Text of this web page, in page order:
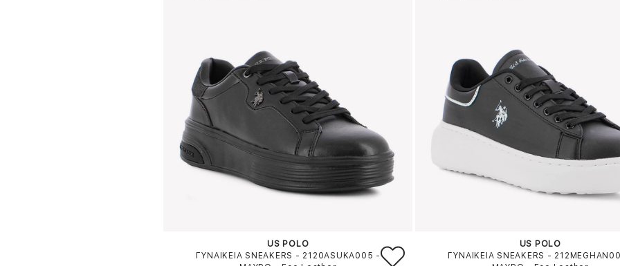
US POLO
ΓΥΝΑΙΚΕΙΑ SNEAKERS - 2120ASUKA005 -
US POLO
ΓΥΝΑΙΚΕΙΑ SNEAKERS -